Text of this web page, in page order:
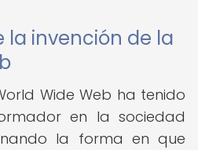
invención de la
Wide Web ha tenido
en la sociedad
la forma en que